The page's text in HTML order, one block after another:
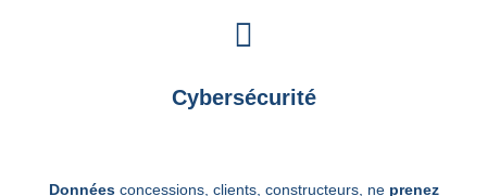
Cybersécurité
Donnéesconcessions, clients, constructeurs, ne prenez